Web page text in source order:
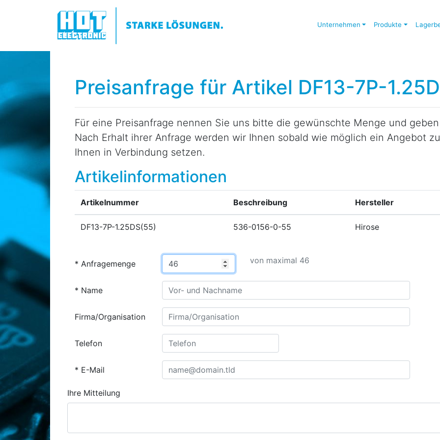
Unternehmen Produkte
Preisanfrage für Artikel DF13-7P-
Für eine Preisanfrage nennen Sie uns bitte die gewünschte Menge und
Nach Erhalt ihrer Anfrage werden wir Ihnen sobald wie möglich ein Angebot
Ihnen in Verbindung setzen.
Artikelinformationen
Artikelnummer Beschreibung Hersteller
DF13-7P-1.25DS(55) 536-0156-0-55 Hirose
Anfragemenge von maximal 46
Name
Firma/Organisation
Telefon
E-Mail
Ihre Mitteilung